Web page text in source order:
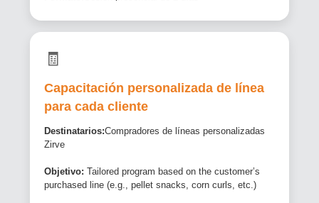
🧾
Capacitación personalizada de línea
para cada cliente
Destinatarios:Compradores de líneas personalizadas
Zirve
Objetivo: Tailored program based on the customer’s
purchased line (e.g., pellet snacks, corn curls, etc.)